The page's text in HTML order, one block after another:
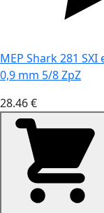
MEP Shark 281
0,9 mm 5/8 ZpZ
28.46 €